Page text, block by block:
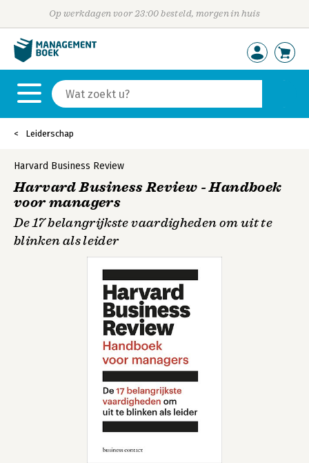
Op werkdagen voor 23:00 besteld, morgen in huis
Leiderschap
Harvard Business Review
Harvard Business Review - Handboek
voor managers
De 17 belangrijkste vaardigheden om uit te
blinken als leider